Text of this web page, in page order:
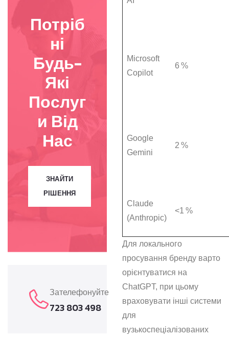
Потріб
Ні
Будь-
Які
Послуг
И Від
Нас
ЗНАЙТИ
РІШЕННЯ
Зателефонуйте
723 803 498
Microsoft
Copilot
6 %
Google
Gemini
2 %
Claude
(Anthropic)
<1 %
Для локального
просування бренду варто
орієнтуватися на
ChatGPT, при цьому
враховувати інші системи
для
вузькоспеціалізованих